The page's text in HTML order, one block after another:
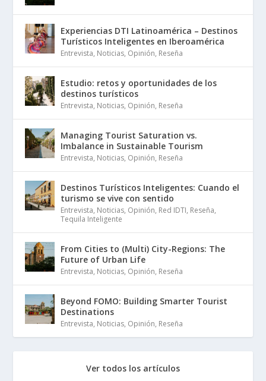
Experiencias DTI Latinoamérica – Destinos
Turísticos Inteligentes en Iberoamérica
Entrevista, Noticias, Opinión, Reseña
Estudio: retos y oportunidades de los
destinos turísticos
Entrevista, Noticias, Opinión, Reseña
Managing Tourist Saturation vs.
Imbalance in Sustainable Tourism
Entrevista, Noticias, Opinión, Reseña
Destinos Turísticos Inteligentes: Cuando el
turismo se vive con sentido
Entrevista, Noticias, Opinión, Red IDTI, Reseña,
Tequila Inteligente
From Cities to (Multi) City-Regions: The
Future of Urban Life
Entrevista, Noticias, Opinión, Reseña
Beyond FOMO: Building Smarter Tourist
Destinations
Entrevista, Noticias, Opinión, Reseña
Ver todos los artículos